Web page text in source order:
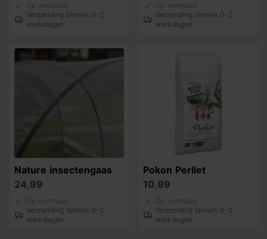
Op voorraad
Verzending binnen 0-2
werkdagen
Op voorraad
Verzending binnen 0-2
werkdagen
Nature insectengaas
24,99
Op voorraad
Verzending binnen 0-2
werkdagen
Pokon Perliet
10,99
Op voorraad
Verzending binnen 0-2
werkdagen